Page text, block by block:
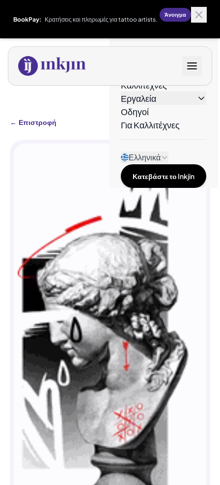
BookPay: Κρατήσεις και πληρωμές για tattoo artists.
Άνοιγμα
Καλλιτέχνες
Εργαλεία
Οδηγοί
Για Καλλιτέχνες
Ελληνικά
Κατεβάστε το Inkjin
← Επιστροφή